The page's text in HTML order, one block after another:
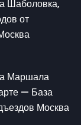
Шаболовка,
от
Маршала
— База
Москва